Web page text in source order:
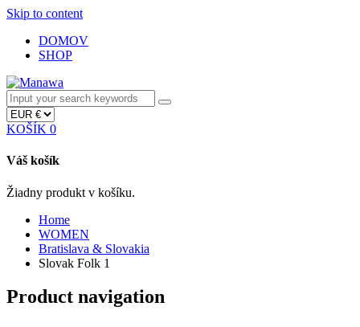
Skip to content
DOMOV
SHOP
KOŠÍK 0
Váš košík
Žiadny produkt v košíku.
Home
WOMEN
Bratislava & Slovakia
Slovak Folk 1
Product navigation